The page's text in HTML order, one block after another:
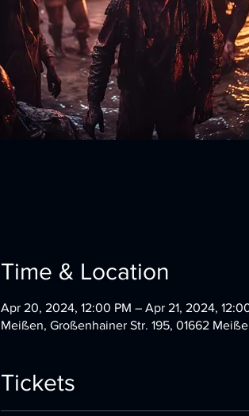
Time & Location
Apr 20, 2024, 12:00 PM – Apr 21, 2024,
Meißen, Großenhainer Str. 195, 01662
Tickets